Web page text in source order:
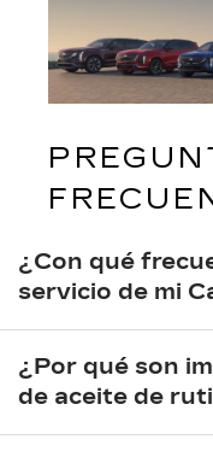
¿Con qué
servicio de mi
¿Por qué son
de aceite de